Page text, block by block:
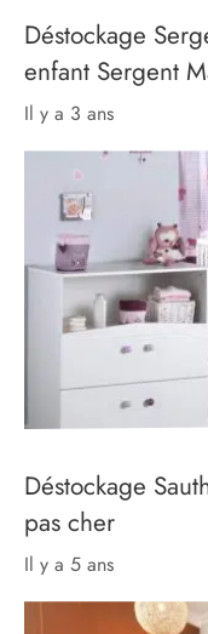
Déstockage
enfant Sergent
il y a 3 ans
Déstockage
pas cher
il y a 5 ans